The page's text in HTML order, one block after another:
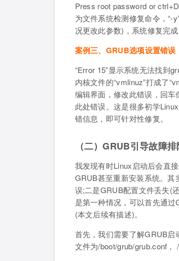
Press root password or
为文件系统检测修复命令，“-
况更改此参数)，系统修复完成
案例三、GRUB选项设置错误
“Error 15”显示系统无法找到
内核文件的“vmlinuz”打成了
编辑界面，修改此错误，回车
此处错误。这是很多初学
错信息，即可针对性修复。
（二）GRUB引导故障
我发现有时Linux启动后会直
GRUB甚至重新安装系统。
误;二是GRUB配置文件丢失(
是第一种情况，可以首先通
(本文后续有描述)。
首先，我们需要了解GRUB
文件为/boot/grub/grub.conf，